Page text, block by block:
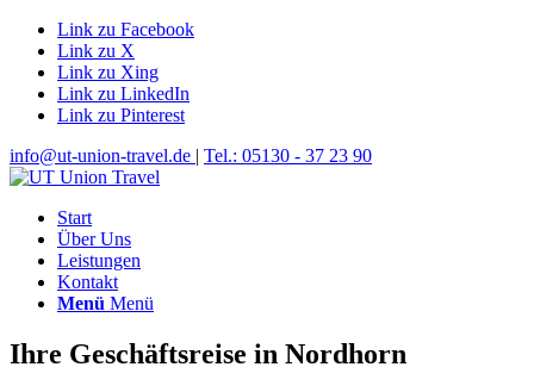
Link zu Facebook
Link zu X
Link zu Xing
Link zu LinkedIn
Link zu Pinterest
info@ut-union-travel.de | Tel.: 05130 - 37 23 90
Start
Über Uns
Leistungen
Kontakt
Menü Menü
Ihre Geschäftsreise in Nordhorn